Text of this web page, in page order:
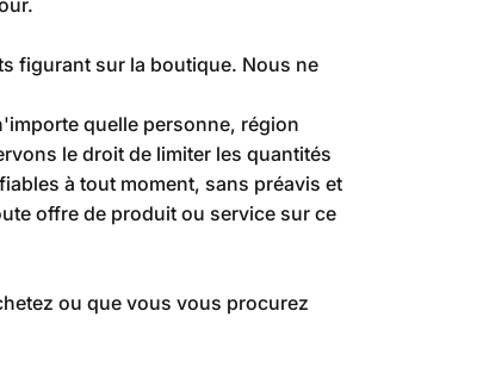
figurant sur la boutique. Nous ne
quelle personne, région
le droit de limiter les quantités
à tout moment, sans préavis et
offre de produit ou service sur ce
ou que vous vous procurez